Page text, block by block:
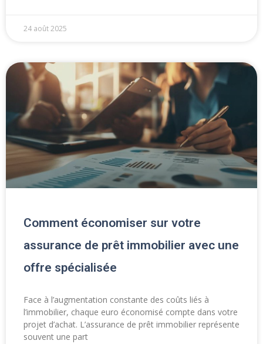
24 août 2025
Comment économiser sur votre
assurance de prêt immobilier avec une
offre spécialisée
Face à l’augmentation constante des coûts liés à
l’immobilier, chaque euro économisé compte dans votre
projet d’achat. L’assurance de prêt immobilier représente
souvent une part